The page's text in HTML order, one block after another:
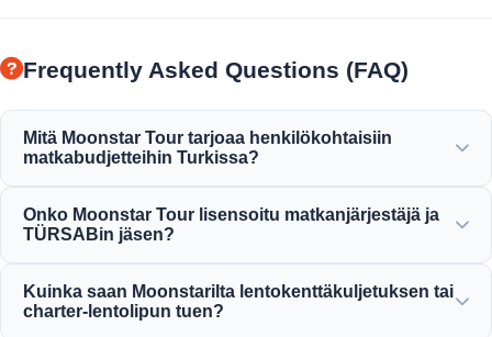
Frequently Asked Questions (FAQ)
Mitä Moonstar Tour tarjoaa henkilökohtaisiin
matkabudjetteihin Turkissa?
palveluita yritysmatkailuun, työhön ja vapaa-aikaan,
sopien kaikille budjeteille ja tarjoten vastinetta rahalle.
Onko Moonstar Tour lisensoitu matkanjärjestäjä ja
TÜRSABin jäsen?
matkatoimisto ja ylpeä TÜRSABin (Turkin matkatoimistojen
liitto) jäsen, mikä takaa maksimaalisen luotettavuuden.
Kuinka saan Moonstarilta lentokenttäkuljetuksen tai
charter-lentolipun tuen?